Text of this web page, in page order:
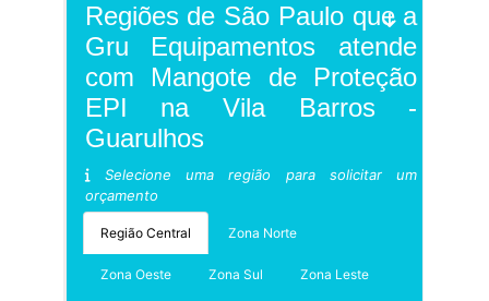
Regiões de São Paulo que a
Gru Equipamentos atende
com Mangote de Proteção
EPI na Vila Barros -
Guarulhos
Selecione uma região para solicitar um
orçamento
Região Central Zona Norte
Zona Oeste Zona Sul Zona Leste